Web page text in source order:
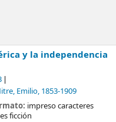
y la independencia
Emilio, 1853-1909
impreso caracteres
ficción